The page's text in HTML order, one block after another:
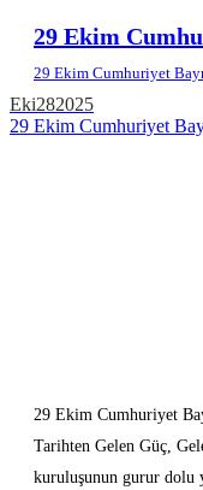
29 Ekim
29 Ekim Cumhuriyet
Eki282025
29 Ekim Cumhuriyet
29 Ekim Cumhuriyet
Tarihten Gelen Güç,
kuruluşunun gurur dolu